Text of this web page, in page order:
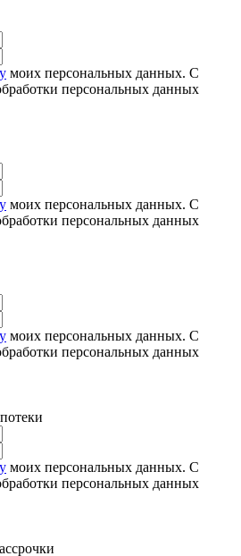
моих персональных данных. С
персональных данных
моих персональных данных. С
персональных данных
моих персональных данных. С
персональных данных
моих персональных данных. С
персональных данных